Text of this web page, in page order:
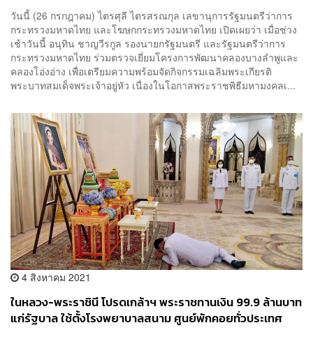
วันนี้ (26 กรกฎาคม) ไตรศุลี ไตรสรณกุล เลขานุการรัฐมนตรีว่าการ
กระทรวงมหาดไทย และโฆษกกระทรวงมหาดไทย เปิดเผยว่า เมื่อช่วง
เช้าวันนี้ อนุทิน ชาญวีรกูล รองนายกรัฐมนตรี และรัฐมนตรีว่าการ
กระทรวงมหาดไทย ร่วมตรวจเยี่ยมโครงการพัฒนาคลองบางลำพูและ
คลองโอ่งอ่าง เพื่อเตรียมความพร้อมจัดกิจกรรมเฉลิมพระเกียรติ
พระบาทสมเด็จพระเจ้าอยู่หัว เนื่องในโอกาสพระราชพิธีมหามงคลเ...
4 สิงหาคม 2021
ในหลวง-พระราชินี โปรดเกล้าฯ พระราชทานเงิน 99.9 ล้านบาท
แก่รัฐบาล ใช้ตั้งโรงพยาบาลสนาม ศูนย์พักคอยทั่วประเทศ